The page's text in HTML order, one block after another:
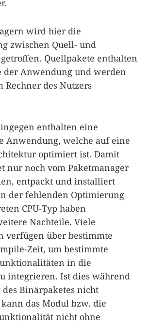
wird hier die
zwischen Quell- und
Quellpakete enthalten
der Anwendung und werden
Rechner des Nutzers
enthalten eine
Anwendung, welche auf eine
optimiert ist. Damit
nur noch vom Paketmanager
entpackt und installiert
der fehlenden Optimierung
CPU-Typ haben
Nachteile. Viele
verfügen über bestimmte
Zeit, um bestimmte
in die
integrieren. Ist dies während
Binärpaketes nicht
kann das Modul bzw. die
nicht ohne